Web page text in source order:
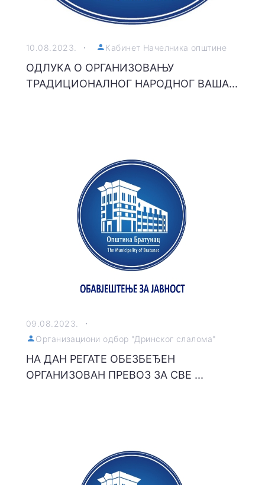
10.08.2023. Кабинет Начелника општине
ОДЛУКА О ОРГАНИЗОВАЊУ
ТРАДИЦИОНАЛНОГ НАРОДНОГ ВАША...
09.08.2023.
Организациони одбор "Дринског слалома"
НА ДАН РЕГАТЕ ОБЕЗБЕЂЕН
ОРГАНИЗОВАН ПРЕВОЗ ЗА СВЕ ...